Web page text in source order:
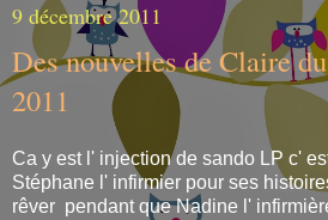
9 décembre 2011
Des nouvelles de Claire
2011
Ca y est l' injection de sando LP c'
Stéphane l' infirmier pour ses
rêver pendant que Nadine l'